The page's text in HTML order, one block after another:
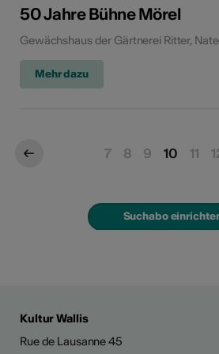
50 Jahre Bühne Mörel
Gewächshaus der Gärtnerei Ritter,
Mehr dazu
7 8 9 10 11
Suchabo
Kultur Wallis
Rue de Lausanne 45